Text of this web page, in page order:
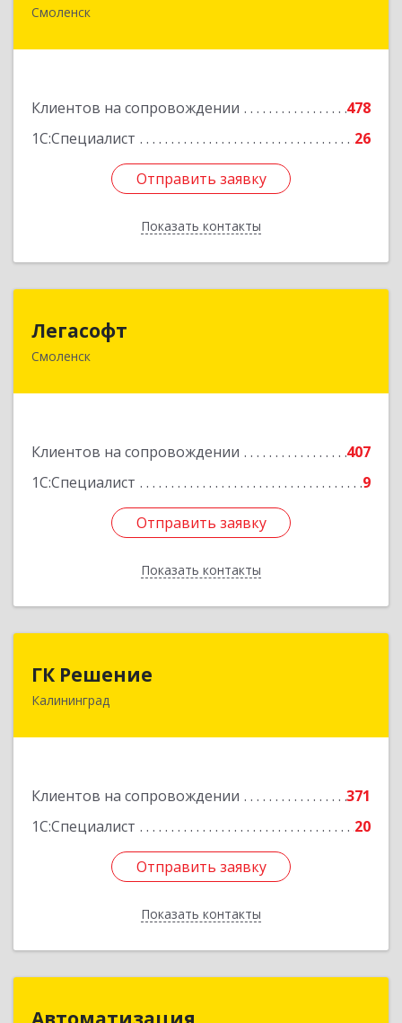
Смоленск
Клиентов на сопровождении
478
1С:Специалист
26
Отправить заявку
Показать контакты
214018, Смоленская обл, Смоленск г, Раевского
Отправить заявку
Назад
Легасофт
Смоленск
Клиентов на сопровождении
407
1С:Специалист
9
Отправить заявку
Показать контакты
214018, Смоленская обл, Смоленск г, Ново-
Отправить заявку
Назад
ГК Решение
Калининград
Клиентов на сопровождении
371
1С:Специалист
20
Отправить заявку
Показать контакты
236038, Калининградская обл, Калининград г,
Отправить заявку
Назад